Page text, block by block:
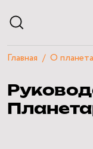
РАСПИСАНИЕ
ЭКСКУРСИИ
КУРСЫ И ЛЕКЦИИ
Главная О